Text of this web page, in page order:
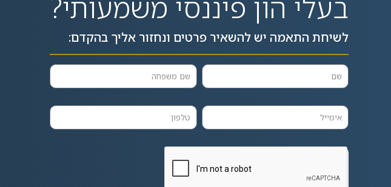
לשיחת התאמה יש להשאיר פרטים ונחזור אליך בהקדם: